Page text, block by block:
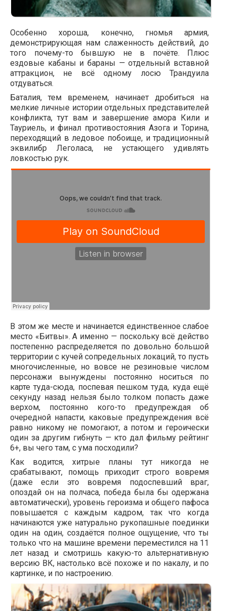
Особенно хороша, конечно, гномья армия,
демонстрирующая нам слаженность действий, до
того почему-то бывшую не в почёте. Плюс
ездовые кабаны и бараны — отдельный вставной
аттракцион, не всё одному лосю Трандуила
отдуваться.
Баталия, тем временем, начинает дробиться на
мелкие личные истории отдельных представителей
конфликта, тут вам и завершение амора Кили и
Тауриель, и финал противостояния Азога и Торина,
переходящий в ледовое побоище, и традиционный
эквилибр Леголаса, не устающего удивлять
ловкостью рук.
В этом же месте и начинается единственное слабое
место «Битвы». А именно — поскольку всё действо
постепенно распределяется по довольно большой
территории с кучей сопредельных локаций, то пусть
многочисленные, но вовсе не резиновые числом
персонажи вынуждены постоянно носиться по
карте туда-сюда, поспевая пешком туда, куда ещё
секунду назад нельзя было толком попасть даже
верхом, постоянно кого-то предупреждая об
очередной напасти, каковые предупреждения всё
равно никому не помогают, а потом и героически
один за другим гибнуть — кто дал фильму рейтинг
6+, вы чего там, с ума посходили?
Как водится, хитрые планы тут никогда не
срабатывают, помощь приходит строго вовремя
(даже если это вовремя подоспевший враг,
опоздай он на полчаса, победа была бы одержана
автоматически), уровень героизма и общего пафоса
повышается с каждым кадром, так что когда
начинаются уже натурально рукопашные поединки
один на один, создаётся полное ощущение, что ты
только что на машине времени переместился на 11
лет назад и смотришь какую-то альтернативную
версию ВК, настолько всё похоже и по накалу, и по
картинке, и по настроению.